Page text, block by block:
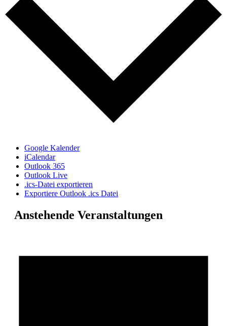
Google Kalender
iCalendar
Outlook 365
Outlook Live
.ics-Datei exportieren
Exportiere Outlook .ics Datei
Anstehende Veranstaltungen